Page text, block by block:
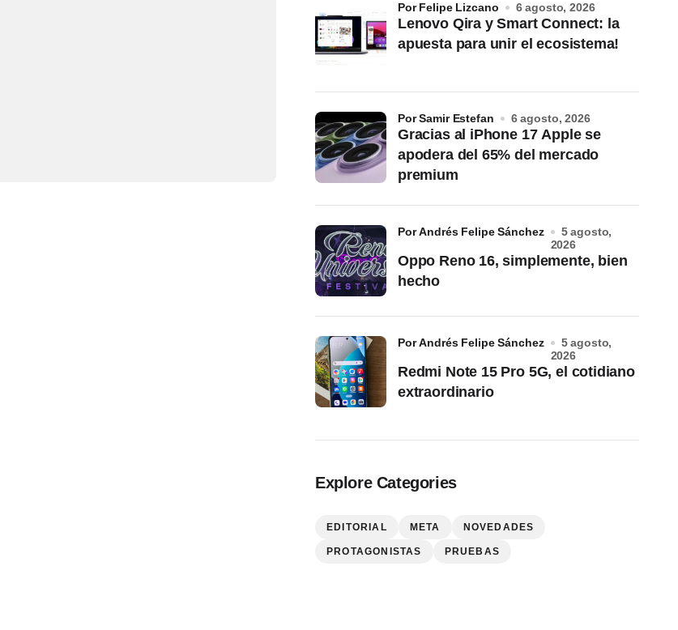
Lenovo Qira y Smart Connect: la
apuesta para unir el ecosistema!
por Felipe Lizcano 6 agosto, 2026
Gracias al iPhone 17 Apple se
apodera del 65% del mercado
premium
por Samir Estefan 6 agosto, 2026
Oppo Reno 16, simplemente, bien
hecho
por Andrés Felipe Sánchez
5 agosto,
2026
Redmi Note 15 Pro 5G, el cotidiano
extraordinario
por Andrés Felipe Sánchez
5 agosto,
2026
Explore Categories
EDITORIAL META NOVEDADES
PROTAGONISTAS PRUEBAS